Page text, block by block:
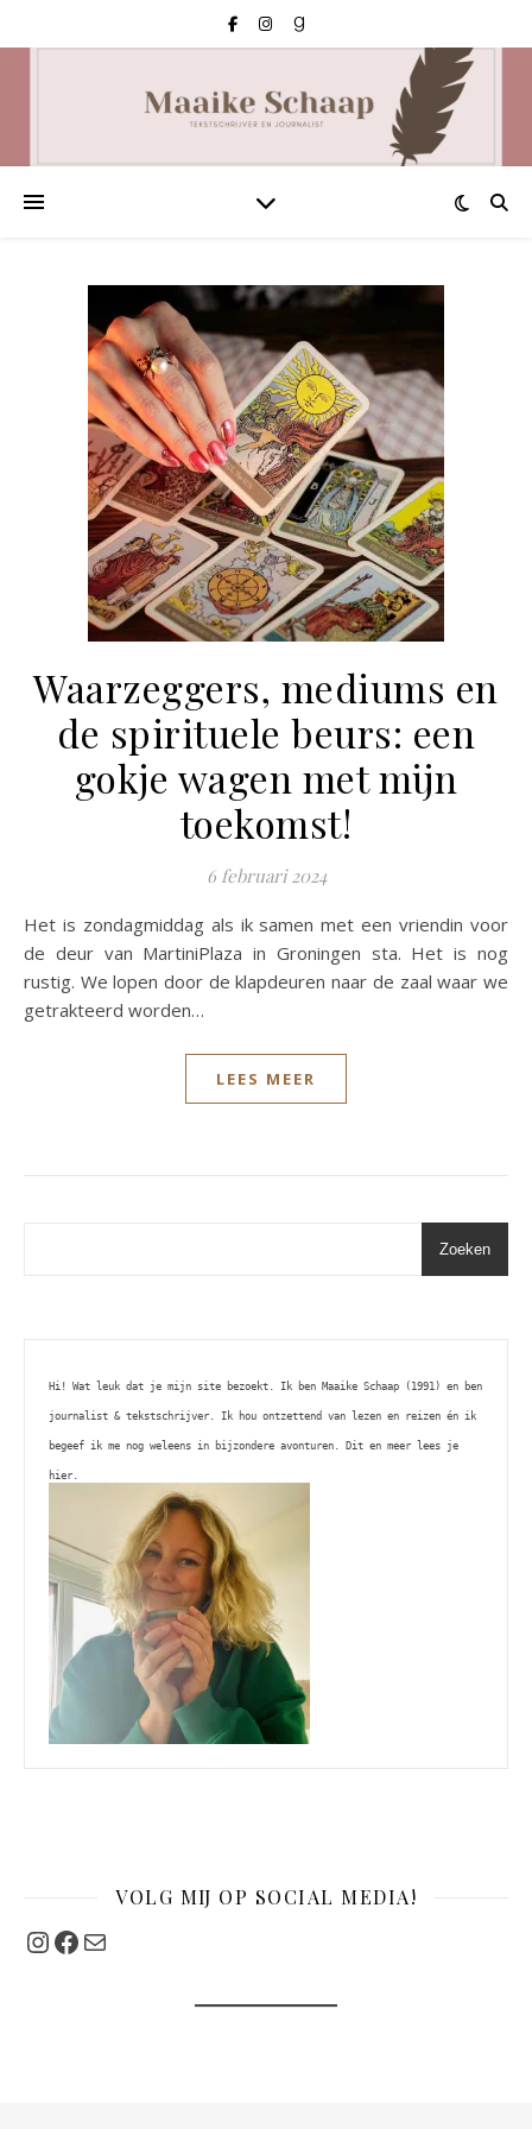
Waarzeggers, mediums en
de spirituele beurs: een
gokje wagen met mijn
toekomst!
6 februari 2024
Het is zondagmiddag als ik samen met een vriendin voor
de deur van MartiniPlaza in Groningen sta. Het is nog
rustig. We lopen door de klapdeuren naar de zaal waar we
getrakteerd worden…
LEES MEER
Zoeken
Hi! Wat leuk dat je mijn site bezoekt. Ik ben Maaike Schaap (1991) en ben
journalist & tekstschrijver. Ik hou ontzettend van lezen en reizen én ik
begeef ik me nog weleens in bijzondere avonturen. Dit en meer lees je
hier.
VOLG MIJ OP SOCIAL MEDIA!
Instagram
Facebook
Mail